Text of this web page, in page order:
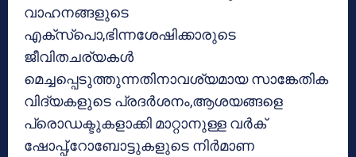
വാഹനങ്ങളുടെ
എക്‌സ്‌പൊ,ഭിന്നശേഷിക്കാരുടെ
ജീവിതചര്യകള്‍
മെച്ചപ്പെടുത്തുന്നതിനാവശ്യമായ സാങ്കേതിക
വിദ്യകളുടെ പ്രദര്‍ശനം,ആശയങ്ങളെ
പ്രൊഡക്ടുകളാക്കി മാറ്റാനുള്ള വര്‍ക്
ഷോപ്പ്,റോബോട്ടുകളുടെ നിര്‍മാണ